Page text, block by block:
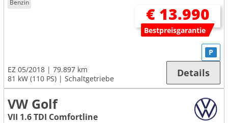
Benzin
€ 13.990
Bestpreisgarantie
EZ 05/2018
79.897 km
81 kW (110 PS)
Schaltgetriebe
P
Details
VW Golf
VII 1.6 TDI Comfortline